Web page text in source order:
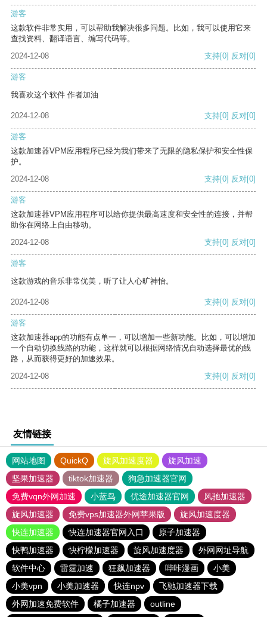
游客
这款软件非常实用，可以帮助我解决很多问题。比如，我可以使用它来
查找资料、翻译语言、编写代码等。
2024-12-08
支持[0] 反对[0]
游客
我喜欢这个软件 作者加油
2024-12-08 支持[0] 反对[0]
游客
这款加速器VPM应用程序已经为我们带来了无限的隐私保护和安全性保
护。
2024-12-08
支持[0] 反对[0]
游客
这款加速器VPM应用程序可以给你提供最高速度和安全性的连接，并帮
助你在网络上自由移动。
2024-12-08
支持[0] 反对[0]
游客
这款游戏的音乐非常优美，听了让人心旷神怡。
2024-12-08 支持[0] 反对[0]
游客
这款加速器app的功能有点单一，可以增加一些新功能。比如，可以增加
一个自动切换线路的功能，这样就可以根据网络情况自动选择最优的线
路，从而获得更好的加速效果。
2024-12-08
支持[0] 反对[0]
友情链接
网站地图 QuickQ 旋风加速度器
旋风加速
坚果加速器
tiktok加速器
狗急加速器官网
免费vqn外网加速
小蓝鸟 优途加速器官网
风驰加速器
旋风加速器
免费vps加速器外网苹果版
旋风加速度器
快连加速器
快连加速器官网入口
原子加速器
快鸭加速器
快柠檬加速器 旋风加速度器
外网网址导航
软件中心
雷霆加速 狂飙加速器 哔咔漫画
小美
小美vpn
小美加速器 快连npv
飞驰加速器下载
外网加速免费软件
橘子加速器 outline